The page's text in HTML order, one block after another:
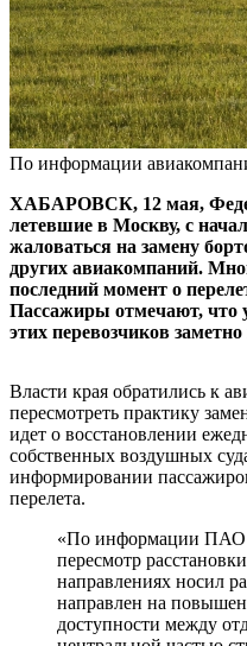
По информации
ХАБАРОВСК, 12 мая,
летевшие в Москву, с
жаловаться на замену
других авиакомпаний.
последний момент о
Пассажиры отмечают, что
этих перевозчиков
Власти края обратились к
пересмотреть практику
идет о восстановлении
собственных воздушных
информировании
перелета.
«По информации ПАО
пересмотр
направлениях носил
направлен на
доступности между